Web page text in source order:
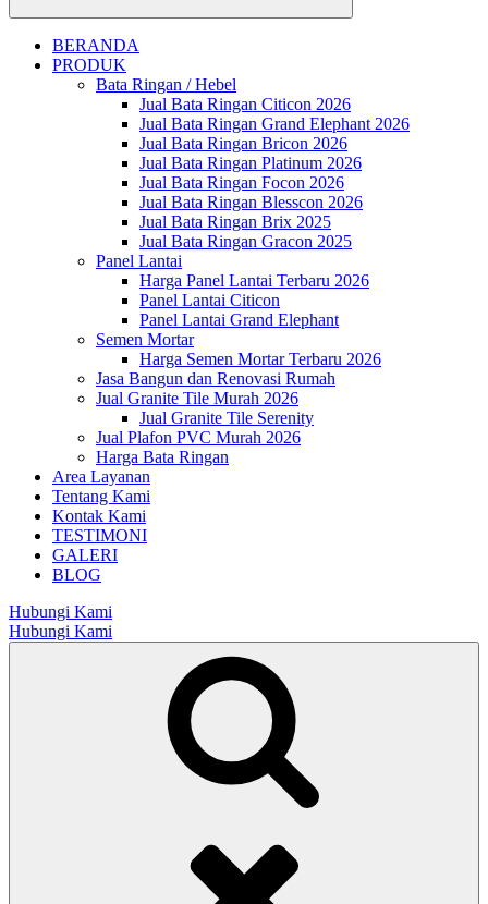
Close
BERANDA
PRODUK
Bata Ringan / Hebel
Jual Bata Ringan Citicon 2026
Jual Bata Ringan Grand Elephant 2026
Jual Bata Ringan Bricon 2026
Jual Bata Ringan Platinum 2026
Jual Bata Ringan Focon 2026
Jual Bata Ringan Blesscon 2026
Jual Bata Ringan Brix 2025
Jual Bata Ringan Gracon 2025
Panel Lantai
Harga Panel Lantai Terbaru 2026
Panel Lantai Citicon
Panel Lantai Grand Elephant
Semen Mortar
Harga Semen Mortar Terbaru 2026
Jasa Bangun dan Renovasi Rumah
Jual Granite Tile Murah 2026
Jual Granite Tile Serenity
Jual Plafon PVC Murah 2026
Harga Bata Ringan
Area Layanan
Tentang Kami
Kontak Kami
TESTIMONI
GALERI
BLOG
Hubungi Kami
Hubungi Kami